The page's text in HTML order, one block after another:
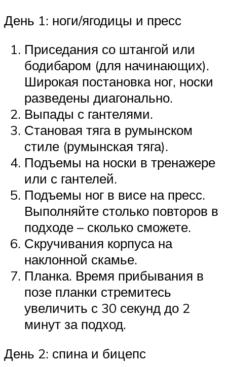
День 1: ноги/ягодицы и пресс
Приседания со штангой или
бодибаром (для начинающих).
Широкая постановка ног, носки
разведены диагонально.
Выпады с гантелями.
Становая тяга в румынском
стиле (румынская тяга).
Подъемы на носки в тренажере
или с гантелей.
Подъемы ног в висе на пресс.
Выполняйте столько повторов в
подходе – сколько сможете.
Скручивания корпуса на
наклонной скамье.
Планка. Время прибывания в
позе планки стремитесь
увеличить с 30 секунд до 2
минут за подход.
День 2: спина и бицепс